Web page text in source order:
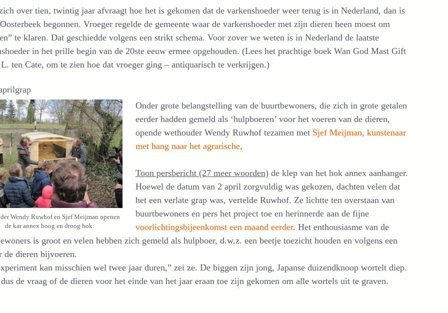
over tien, twintig jaar afvraagt hoe het is gekomen dat de varkenshoeder weer terug is in Nederland, dan is
begonnen. Vroeger regelde de gemeente waar de varkenshoeder met zijn dieren heen moest om
te klaren. Dat geschiedde volgens een strikt schema. Voor zover we weten is in Nederland de laatste
in het prille begin van de 20ste eeuw ermee opgehouden. (Lees het prachtige boek Wan God Mast Gift
ten Cate, om te zien hoe dat vroeger ging – antiquarisch te verkrijgen.)
Wendy Ruwhof en Sjef Meijman openen
de kar annex hoog en droog hok.
Onder grote belangstelling van de buurtbewoners, die zich in grote getalen
eerder hadden gemeld als ‘hulpboeren’ voor het voeren van de dieren,
opende wethouder Wendy Ruwhof tezamen met Sjef Meijman, kunstenaar
met hang naar het agrarische,
Toon persbericht (27 meer woorden) de klep van het hok annex aanhanger.
Hoewel de datum van 2 april zorgvuldig was gekozen, dachten velen dat
het een verlate grap was, vertelde Ruwhof. Ze lichtte ten overstaan van
buurtbewoners en pers het project toe en herinnerde aan de fijne
voorlichtingsbijeenkomst een maand eerder. Het enthousiasme van de
is groot en velen hebben zich gemeld als hulpboer, d.w.z. een beetje toezicht houden en volgens een
de dieren bijvoeren.
kan misschien wel twee jaar duren,” zei ze. De biggen zijn jong, Japanse duizendknoop wortelt diep.
de vraag of de dieren voor het einde van het jaar eraan toe zijn gekomen om alle wortels uit te graven.